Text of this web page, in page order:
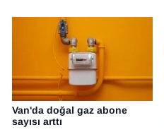
Van'da doğal gaz abone
sayısı arttı